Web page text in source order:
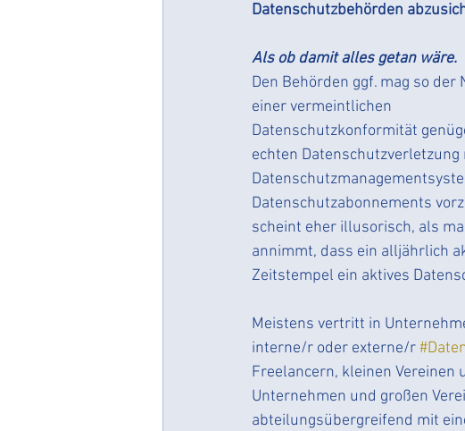
Rechenschaftspflicht
Changemanagement
#zerodatabreachculture OKR
Vereine & Verbände
Datenschutzbehörden
Als ob damit alles getan wäre.
Den Behörden ggf. mag so der
einer vermeintlichen
Datenschutzkonformität
echten Datenschutzverletzung
Datenschutzabonnements
scheint eher illusorisch, als
annimmt, dass ein alljährlich
Zeitstempel ein aktives
Meistens vertritt in
interne/r oder externe/r
Freelancern, kleinen
Unternehmen und großen
abteilungsübergreifend mit